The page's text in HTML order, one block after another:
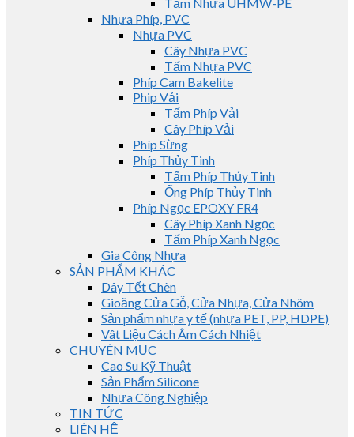
Nhựa Phíp, PVC
Nhựa PVC
Cây Nhựa PVC
Tấm Nhựa PVC
Phíp Cam Bakelite
Phip Vải
Tấm Phíp Vải
Cây Phíp Vải
Phíp Sừng
Phíp Thủy Tinh
Tấm Phíp Thủy Tinh
Ống Phíp Thủy Tinh
Phíp Ngọc EPOXY FR4
Cây Phíp Xanh Ngọc
Tấm Phíp Xanh Ngọc
Gia Công Nhựa
SẢN PHẨM KHÁC
Dây Tết Chèn
Gioăng Cửa Gỗ, Cửa Nhựa, Cửa Nhôm
Sản phẩm nhựa y tế (nhựa PET, PP, HDPE)
Vât Liệu Cách Âm Cách Nhiệt
CHUYÊN MỤC
Cao Su Kỹ Thuật
Sản Phẩm Silicone
Nhựa Công Nghiệp
TIN TỨC
LIÊN HỆ